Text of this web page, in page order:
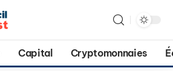
Capital Cryptomonnaies